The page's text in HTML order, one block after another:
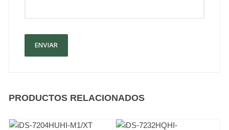
PRODUCTOS RELACIONADOS